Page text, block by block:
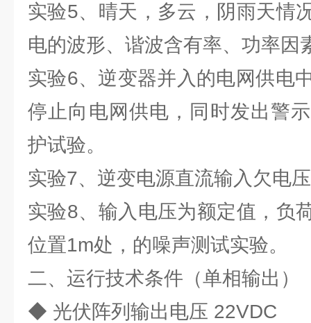
实验5、晴天，多云，阴雨天情
电的波形、谐波含有率、功率因
实验6、逆变器并入的电网供电
停止向电网供电，同时发出警
护试验。
实验7、逆变电源直流输入欠电
实验8、输入电压为额定值，负
位置1m处，的噪声测试实验。
二、运行技术条件（单相输出）
◆ 光伏阵列输出电压 22VDC